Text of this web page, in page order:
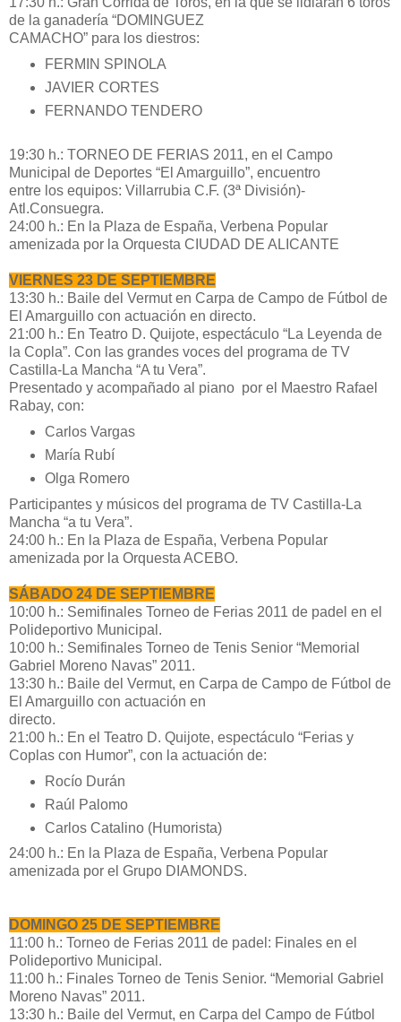
de la ganadería “DOMINGUEZ
CAMACHO” para los diestros:
FERMIN SPINOLA
JAVIER CORTES
FERNANDO TENDERO
19:30 h.: TORNEO DE FERIAS 2011, en el Campo
Municipal de Deportes “El Amarguillo”, encuentro
entre los equipos: Villarrubia C.F. (3ª División)-
Atl.Consuegra.
24:00 h.: En la Plaza de España, Verbena Popular
amenizada por la Orquesta CIUDAD DE ALICANTE
VIERNES 23 DE SEPTIEMBRE
13:30 h.: Baile del Vermut en Carpa de Campo de Fútbol de
El Amarguillo con actuación en directo.
21:00 h.: En Teatro D. Quijote, espectáculo “La Leyenda de
la Copla”. Con las grandes voces del programa de TV
Castilla-La Mancha “A tu Vera”.
Presentado y acompañado al piano por el Maestro Rafael
Rabay, con:
Carlos Vargas
María Rubí
Olga Romero
Participantes y músicos del programa de TV Castilla-La
Mancha “a tu Vera”.
24:00 h.: En la Plaza de España, Verbena Popular
amenizada por la Orquesta ACEBO.
SÁBADO 24 DE SEPTIEMBRE
10:00 h.: Semifinales Torneo de Ferias 2011 de padel en el
Polideportivo Municipal.
10:00 h.: Semifinales Torneo de Tenis Senior “Memorial
Gabriel Moreno Navas” 2011.
13:30 h.: Baile del Vermut, en Carpa de Campo de Fútbol de
El Amarguillo con actuación en
directo.
21:00 h.: En el Teatro D. Quijote, espectáculo “Ferias y
Coplas con Humor”, con la actuación de:
Rocío Durán
Raúl Palomo
Carlos Catalino (Humorista)
24:00 h.: En la Plaza de España, Verbena Popular
amenizada por el Grupo DIAMONDS.
DOMINGO 25 DE SEPTIEMBRE
11:00 h.: Torneo de Ferias 2011 de padel: Finales en el
Polideportivo Municipal.
11:00 h.: Finales Torneo de Tenis Senior. “Memorial Gabriel
Moreno Navas” 2011.
13:30 h.: Baile del Vermut, en Carpa del Campo de Fútbol